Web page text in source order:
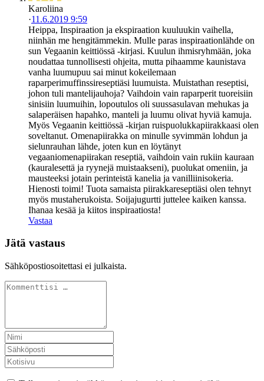
Karoliina
·11.6.2019 9:59
Heippa, Inspiraation ja ekspiraation kuuluukin vaihella,
niinhän me hengitämmekin. Mulle paras inspiraationlähde on
sun Vegaanin keittiössä -kirjasi. Kuulun ihmisryhmään, joka
noudattaa tunnollisesti ohjeita, mutta pihaamme kaunistava
vanha luumupuu sai minut kokeilemaan
raparperimuffinssireseptiäsi luumuista. Muistathan reseptisi,
johon tuli mantelijauhoja? Vaihdoin vain raparperit tuoreisiin
sinisiin luumuihin, lopoutulos oli suussasulavan mehukas ja
salaperäisen hapahko, manteli ja luumu olivat hyviä kamuja.
Myös Vegaanin keittiössä -kirjan ruispuolukkapiirakkaasi olen
soveltanut. Omenapiirakka on minulle syvimmän lohdun ja
sielunrauhan lähde, joten kun en löytänyt
vegaaniomenapiirakan reseptiä, vaihdoin vain rukiin kauraan
(kauralesettä ja ryynejä muistaakseni), puolukat omeniin, ja
mausteeksi jotain perinteistä kanelia ja vanilliinisokeria.
Hienosti toimi! Tuota samaista piirakkareseptiäsi olen tehnyt
myös mustaherukoista. Soijajugurtti juttelee kaiken kanssa.
Ihanaa kesää ja kiitos inspiraatiosta!
Vastaa
Jätä vastaus
Sähköpostiosoitettasi ei julkaista.